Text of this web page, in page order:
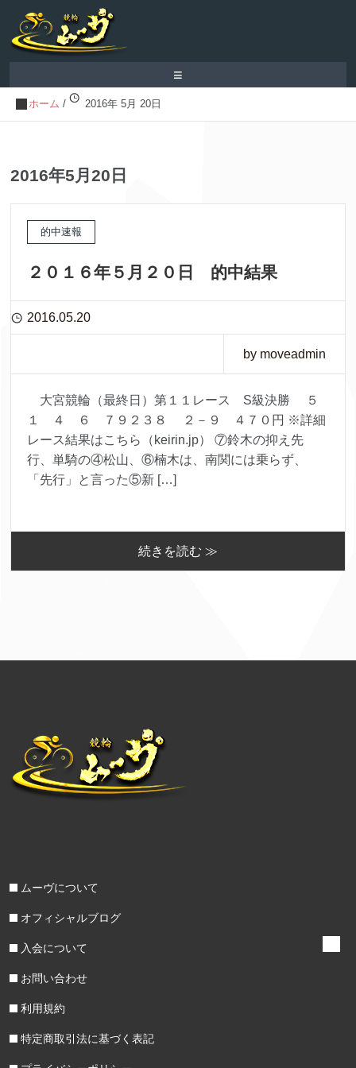
≡
ホーム / 2016年 5月 20日
2016年5月20日
的中速報
２０１６年５月２０日 的中結果
2016.05.20
by moveadmin
大宮競輪（最終日）第１１レース S級決勝 ５
１ ４ ６ ７９２３８ ２－９ ４７０円 ※詳細
レース結果はこちら（keirin.jp） ⑦鈴木の抑え先
行、単騎の④松山、⑥楠木は、南関には乗らず、
「先行」と言った⑤新 […]
続きを読む ≫
ムーヴについて
オフィシャルブログ
入会について
お問い合わせ
利用規約
特定商取引法に基づく表記